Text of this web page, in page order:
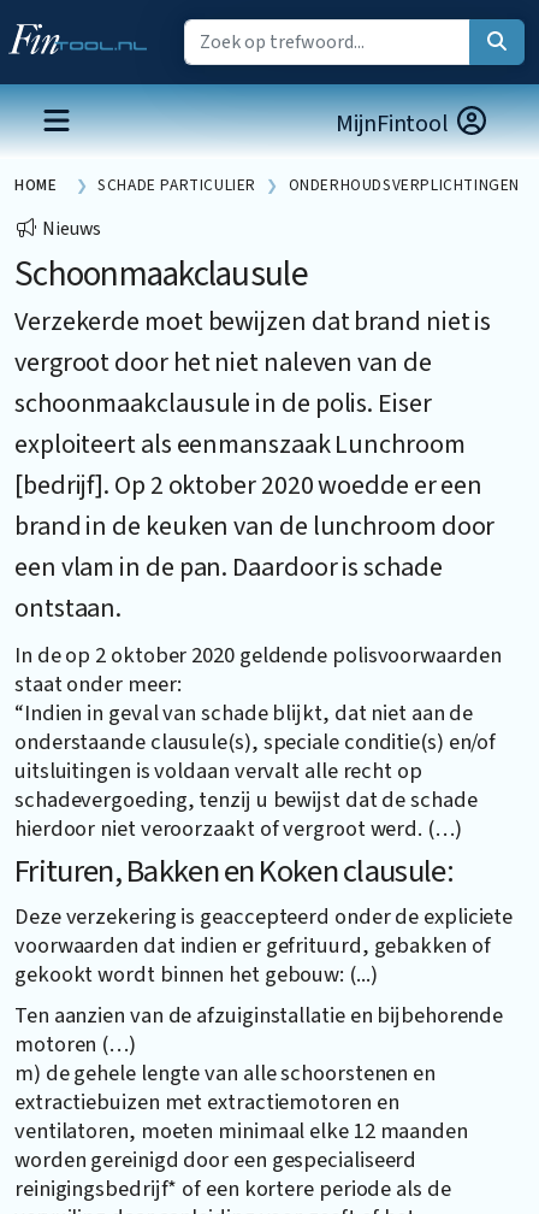
MijnFintool
HOME SCHADE PARTICULIER ONDERHOUDSVERPLICHTINGEN
Nieuws
Schoonmaakclausule
Verzekerde moet bewijzen dat brand niet is
vergroot door het niet naleven van de
schoonmaakclausule in de polis. Eiser
exploiteert als eenmanszaak Lunchroom
[bedrijf]. Op 2 oktober 2020 woedde er een
brand in de keuken van de lunchroom door
een vlam in de pan. Daardoor is schade
ontstaan.
In de op 2 oktober 2020 geldende polisvoorwaarden
staat onder meer:
“Indien in geval van schade blijkt, dat niet aan de
onderstaande clausule(s), speciale conditie(s) en/of
uitsluitingen is voldaan vervalt alle recht op
schadevergoeding, tenzij u bewijst dat de schade
hierdoor niet veroorzaakt of vergroot werd. (…)
Frituren, Bakken en Koken clausule:
Deze verzekering is geaccepteerd onder de expliciete
voorwaarden dat indien er gefrituurd, gebakken of
gekookt wordt binnen het gebouw: (...)
Ten aanzien van de afzuiginstallatie en bijbehorende
motoren (…)
m) de gehele lengte van alle schoorstenen en
extractiebuizen met extractiemotoren en
ventilatoren, moeten minimaal elke 12 maanden
worden gereinigd door een gespecialiseerd
reinigingsbedrijf* of een kortere periode als de